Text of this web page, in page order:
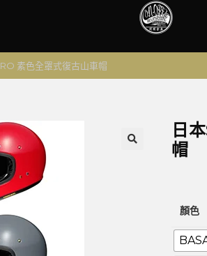
素色全罩式復古山車帽
日
帽
顏色